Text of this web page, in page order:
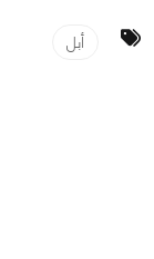
أبل